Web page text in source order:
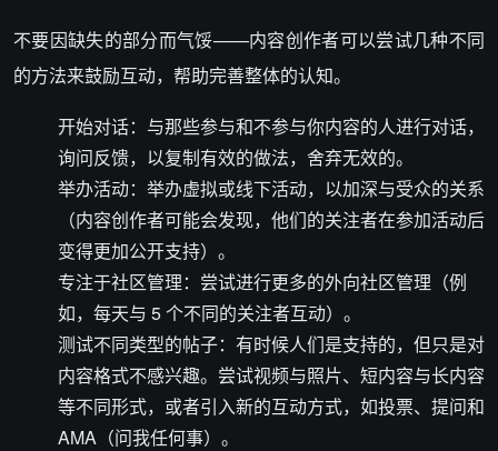
不要因缺失的部分而气馁——内容创作者可以尝试几种不同
的方法来鼓励互动，帮助完善整体的认知。
开始对话：与那些参与和不参与你内容的人进行对话，
询问反馈，以复制有效的做法，舍弃无效的。
举办活动：举办虚拟或线下活动，以加深与受众的关系
（内容创作者可能会发现，他们的关注者在参加活动后
变得更加公开支持）。
专注于社区管理：尝试进行更多的外向社区管理（例
如，每天与 5 个不同的关注者互动）。
测试不同类型的帖子：有时候人们是支持的，但只是对
内容格式不感兴趣。尝试视频与照片、短内容与长内容
等不同形式，或者引入新的互动方式，如投票、提问和
AMA（问我任何事）。